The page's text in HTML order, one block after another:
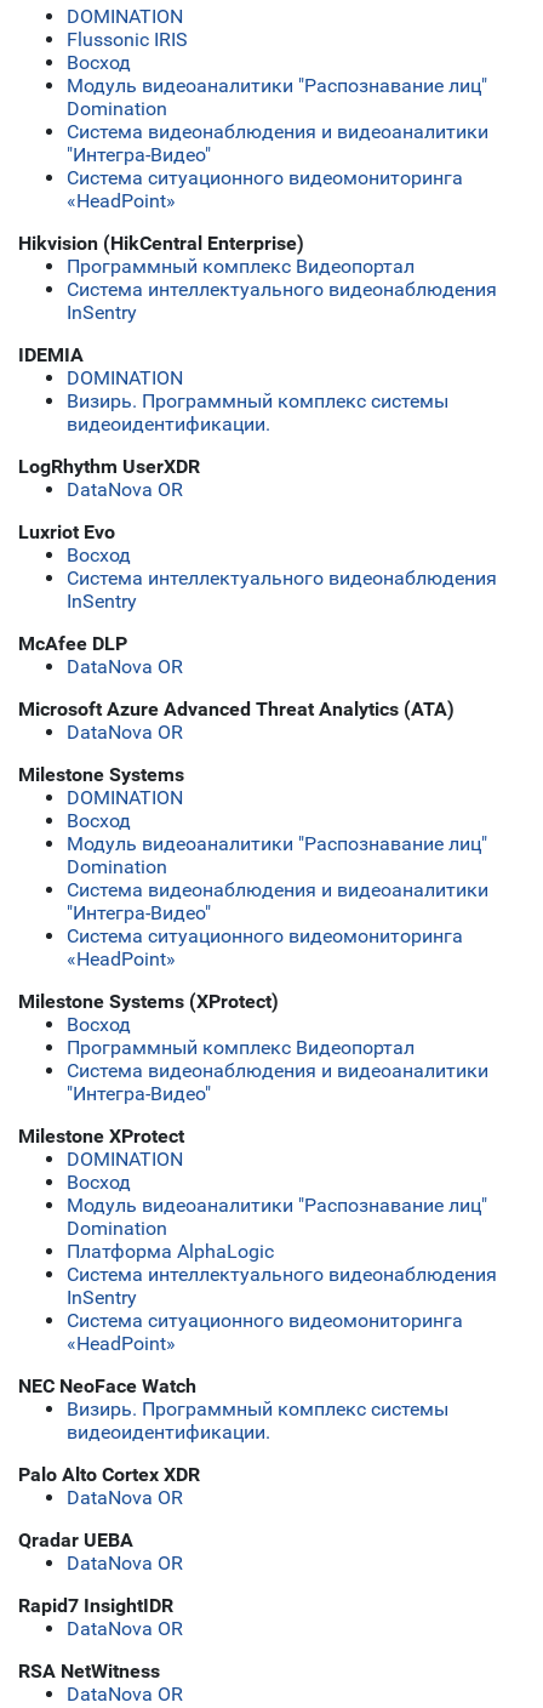
DOMINATION
Flussonic IRIS
Восход
Модуль видеоаналитики "Распознавание лиц"
Domination
Система видеонаблюдения и видеоаналитики
"Интегра-Видео"
Система ситуационного видеомониторинга
«HeadPoint»
Hikvision (HikCentral Enterprise)
Программный комплекс Видеопортал
Система интеллектуального видеонаблюдения
InSentry
IDEMIA
DOMINATION
Визирь. Программный комплекс системы
видеоидентификации.
LogRhythm UserXDR
DataNova OR
Luxriot Evo
Восход
Система интеллектуального видеонаблюдения
InSentry
McAfee DLP
DataNova OR
Microsoft Azure Advanced Threat Analytics (ATA)
DataNova OR
Milestone Systems
DOMINATION
Восход
Модуль видеоаналитики "Распознавание лиц"
Domination
Система видеонаблюдения и видеоаналитики
"Интегра-Видео"
Система ситуационного видеомониторинга
«HeadPoint»
Milestone Systems (XProtect)
Восход
Программный комплекс Видеопортал
Система видеонаблюдения и видеоаналитики
"Интегра-Видео"
Milestone XProtect
DOMINATION
Восход
Модуль видеоаналитики "Распознавание лиц"
Domination
Платформа AlphaLogic
Система интеллектуального видеонаблюдения
InSentry
Система ситуационного видеомониторинга
«HeadPoint»
NEC NeoFace Watch
Визирь. Программный комплекс системы
видеоидентификации.
Palo Alto Cortex XDR
DataNova OR
Qradar UEBA
DataNova OR
Rapid7 InsightIDR
DataNova OR
RSA NetWitness
DataNova OR